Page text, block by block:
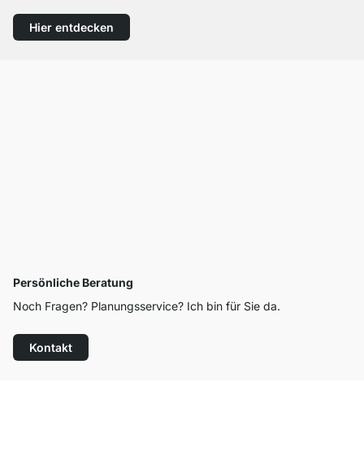
Hier entdecken
Persönliche Beratung
Noch Fragen? Planungsservice? Ich bin für Sie da.
Kontakt